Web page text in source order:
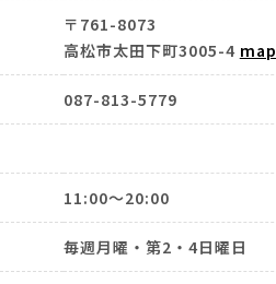
〒761-8073
高松市太田下町3005-4 map
087-813-5779
11:00～20:00
毎週月曜・第2・4日曜日